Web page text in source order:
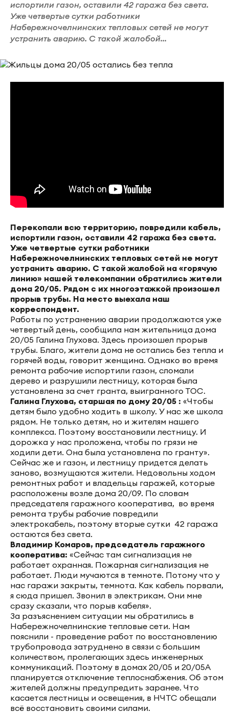
испортили газон, оставили 42 гаража без света.
Уже четвертые сутки работники
Набережночелнинских тепловых сетей не могут
устранить аварию. С такой жалобой...
Перекопали всю территорию, повредили кабель,
испортили газон, оставили 42 гаража без света.
Уже четвертые сутки работники
Набережночелнинских тепловых сетей не могут
устранить аварию. С такой жалобой на «горячую
линию» нашей телекомпании обратились жители
дома 20/05. Рядом с их многоэтажкой произошел
прорыв трубы. На место выехала наш
корреспондент.
Работы по устранению аварии продолжаются уже
четвертый день, сообщила нам жительница дома
20/05 Галина Глухова. Здесь произошел прорыв
трубы. Благо, жители дома не остались без тепла и
горячей воды, говорит женщина. Однако во время
ремонта рабочие испортили газон, сломали
дерево и разрушили лестницу, которая была
установлена за счет гранта, выигранного ТОС.
Галина Глухова, старшая по дому 20/05 : «Чтобы
детям было удобно ходить в школу. У нас же школа
рядом. Не только детям, но и жителям нашего
комплекса. Поэтому восстановили лестницу. И
дорожка у нас проложена, чтобы по грязи не
ходили дети. Она была установлена по гранту».
Сейчас же и газон, и лестницу придется делать
заново, возмущаются жители. Недовольны ходом
ремонтных работ и владельцы гаражей, которые
расположены возле дома 20/09. По словам
председателя гаражного кооператива, во время
ремонта трубы рабочие повредили
электрокабель, поэтому вторые сутки 42 гаража
остаются без света.
Владимир Комаров, председатель гаражного
кооператива: «Сейчас там сигнализация не
работает охранная. Пожарная сигнализация не
работает. Люди мучаются в темноте. Потому что у
нас гаражи закрыты, темнота. Как кабель порвали,
я сюда пришел. Звонил в электрикам. Они мне
сразу сказали, что порыв кабеля».
За разъяснением ситуации мы обратились в
Набережночелнинские тепловые сети. Нам
пояснили - проведение работ по восстановлению
трубопровода затруднено в связи с большим
количеством, пролегающих здесь инженерных
коммуникаций. Поэтому в домах 20/05 и 20/05А
планируется отключение теплоснабжения. Об этом
жителей должны предупредить заранее. Что
касается лестницы и освещения, в НЧТС обещали
всё восстановить своими силами.